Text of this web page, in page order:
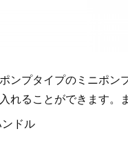
ンプタイプのミニポ
れることができます。
ドル